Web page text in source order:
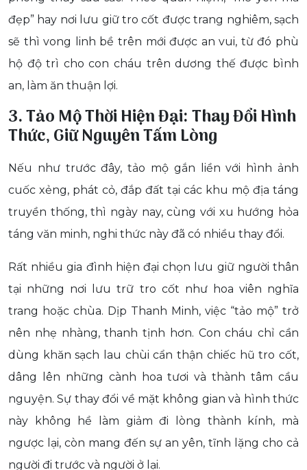
đẹp” hay nơi lưu giữ tro cốt được trang nghiêm, sạch
sẽ thì vong linh bề trên mới được an vui, từ đó phù
hộ độ trì cho con cháu trên dương thế được bình
an, làm ăn thuận lợi.
3. Tảo Mộ Thời Hiện Đại: Thay Đổi Hình
Thức, Giữ Nguyên Tấm Lòng
Nếu như trước đây, tảo mộ gắn liền với hình ảnh
cuốc xẻng, phát cỏ, đắp đất tại các khu mộ địa táng
truyền thống, thì ngày nay, cùng với xu hướng hỏa
táng văn minh, nghi thức này đã có nhiều thay đổi.
Rất nhiều gia đình hiện đại chọn lưu giữ người thân
tại những nơi lưu trữ tro cốt như hoa viên nghĩa
trang hoặc chùa. Dịp Thanh Minh, việc “tảo mộ” trở
nên nhẹ nhàng, thanh tịnh hơn. Con cháu chỉ cần
dùng khăn sạch lau chùi cẩn thận chiếc hũ tro cốt,
dâng lên những cành hoa tươi và thành tâm cầu
nguyện. Sự thay đổi về mặt không gian và hình thức
này không hề làm giảm đi lòng thành kính, mà
ngược lại, còn mang đến sự an yên, tĩnh lặng cho cả
người đi trước và người ở lại.